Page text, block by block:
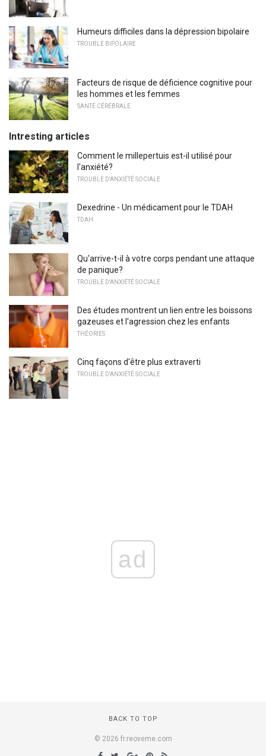
Humeurs difficiles dans la dépression bipolaire
TROUBLE BIPOLAIRE
Facteurs de risque de déficience cognitive pour
les hommes et les femmes
SANTÉ CÉRÉBRALE
Intresting articles
Comment le millepertuis est-il utilisé pour
l'anxiété?
TROUBLE D'ANXIÉTÉ SOCIALE
Dexedrine - Un médicament pour le TDAH
TDAH
Qu'arrive-t-il à votre corps pendant une attaque
de panique?
TROUBLE D'ANXIÉTÉ SOCIALE
Des études montrent un lien entre les boissons
gazeuses et l'agression chez les enfants
THÉORIES
Cinq façons d'être plus extraverti
TROUBLE D'ANXIÉTÉ SOCIALE
ad
BACK TO TOP
© 2026 fr.reoveme.com